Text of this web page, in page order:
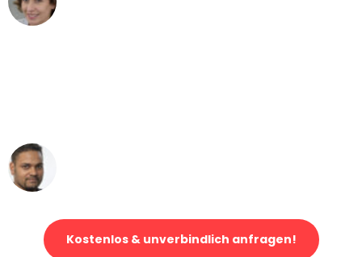
Kostenlos & unverbindlich anfragen!